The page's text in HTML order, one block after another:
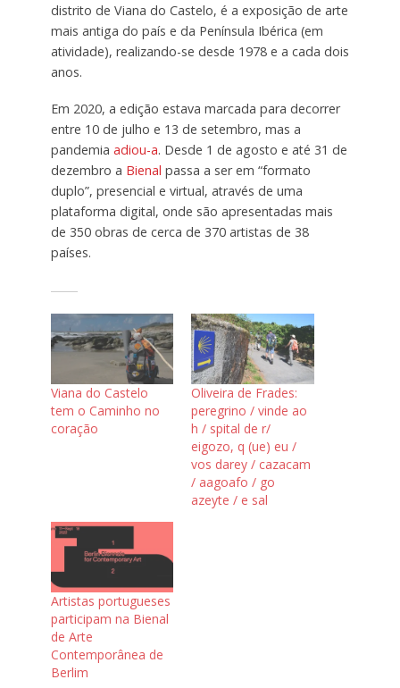
distrito de Viana do Castelo, é a exposição de arte
mais antiga do país e da Península Ibérica (em
atividade), realizando-se desde 1978 e a cada dois
anos.
Em 2020, a edição estava marcada para decorrer
entre 10 de julho e 13 de setembro, mas a
pandemia adiou-a. Desde 1 de agosto e até 31 de
dezembro a Bienal passa a ser em “formato
duplo”, presencial e virtual, através de uma
plataforma digital, onde são apresentadas mais
de 350 obras de cerca de 370 artistas de 38
países.
Viana do Castelo
tem o Caminho no
coração
Oliveira de Frades:
peregrino / vinde ao
h / spital de r/
eigozo, q (ue) eu /
vos darey / cazacam
/ aagoafo / go
azeyte / e sal
Artistas portugueses
participam na Bienal
de Arte
Contemporânea de
Berlim